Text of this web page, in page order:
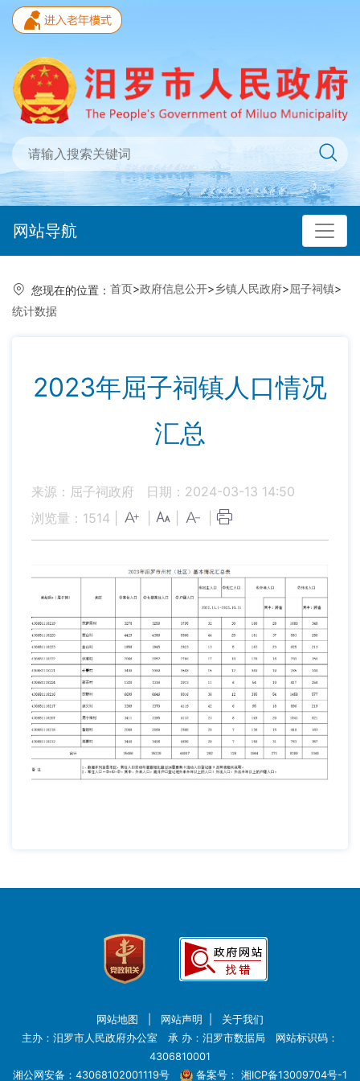
网站导航
您现在的位置： 首页>政府信息公开>乡镇人民政府>屈子祠镇>
统计数据
2023年屈子祠镇人口情况
汇总
来源：屈子祠政府
日期：2024-03-13 14:50
浏览量： 1514
网站地图 网站声明
关于我们
主办：汨罗市人民政府办公室 承 办：汨罗市数据局 网站标识码：
4306810001
湘公网安备：43068102001119号
备案号： 湘ICP备13009704号-1